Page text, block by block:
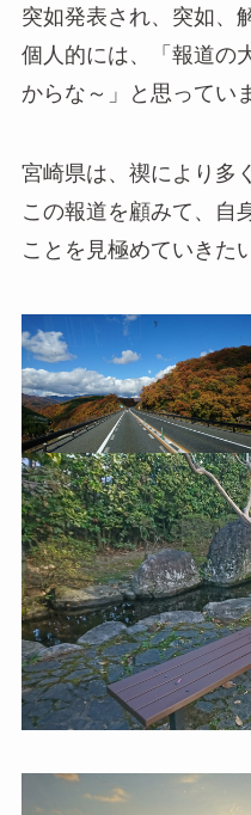
突如発表され、突如、
個人的には、「報道の
からな～」と思ってい
宮崎県は、禊により多
この報道を顧みて、自
ことを見極めていきた